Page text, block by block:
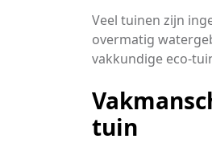
Veel tuinen zijn
overmatig
vakkundige eco-
tuin